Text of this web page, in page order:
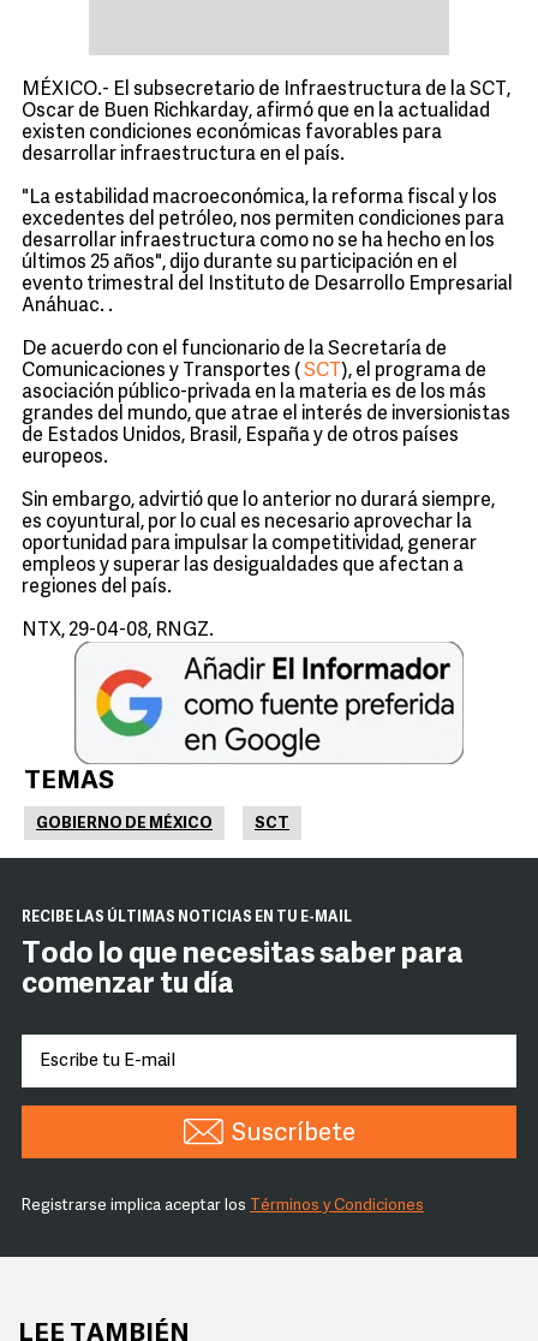
MÉXICO.- El subsecretario de Infraestructura de la SCT,
Oscar de Buen Richkarday, afirmó que en la actualidad
existen condiciones económicas favorables para
desarrollar infraestructura en el país.
"La estabilidad macroeconómica, la reforma fiscal y los
excedentes del petróleo, nos permiten condiciones para
desarrollar infraestructura como no se ha hecho en los
últimos 25 años", dijo durante su participación en el
evento trimestral del Instituto de Desarrollo Empresarial
Anáhuac. .
De acuerdo con el funcionario de la Secretaría de
Comunicaciones y Transportes ( SCT ), el programa de
asociación público-privada en la materia es de los más
grandes del mundo, que atrae el interés de inversionistas
de Estados Unidos, Brasil, España y de otros países
europeos.
Sin embargo, advirtió que lo anterior no durará siempre,
es coyuntural, por lo cual es necesario aprovechar la
oportunidad para impulsar la competitividad, generar
empleos y superar las desigualdades que afectan a
regiones del país.
NTX, 29-04-08, RNGZ.
TEMAS
GOBIERNO DE MÉXICO SCT
RECIBE LAS ÚLTIMAS NOTICIAS EN TU E-MAIL
Todo lo que necesitas saber para
comenzar tu día
Suscríbete
Registrarse implica aceptar los Términos y Condiciones
LEE TAMBIÉN